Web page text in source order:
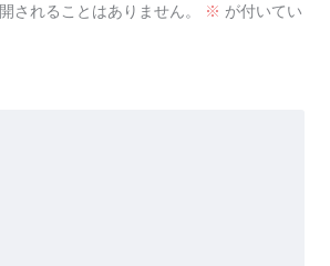
されることはありません。 ※ が付いてい